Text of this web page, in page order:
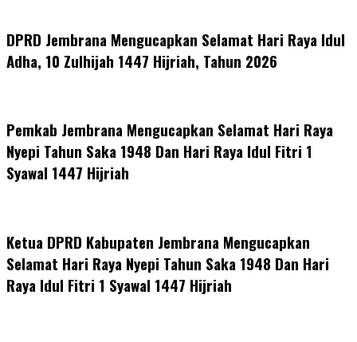
DPRD Jembrana Mengucapkan Selamat Hari Raya Idul
Adha, 10 Zulhijah 1447 Hijriah, Tahun 2026
Pemkab Jembrana Mengucapkan Selamat Hari Raya
Nyepi Tahun Saka 1948 Dan Hari Raya Idul Fitri 1
Syawal 1447 Hijriah
Ketua DPRD Kabupaten Jembrana Mengucapkan
Selamat Hari Raya Nyepi Tahun Saka 1948 Dan Hari
Raya Idul Fitri 1 Syawal 1447 Hijriah